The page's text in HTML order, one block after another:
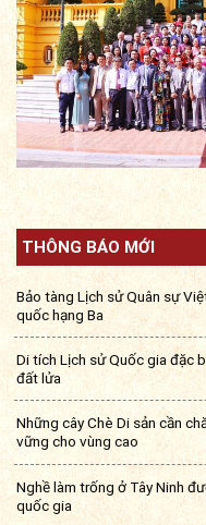
THÔNG BÁO MỚI
Bảo tàng Lịch sử Quân sự
quốc hạng Ba
Di tích Lịch sử Quốc gia đặc
đất lửa
Những cây Chè Di sản cần
vững cho vùng cao
Nghề làm trống ở Tây Ninh
quốc gia